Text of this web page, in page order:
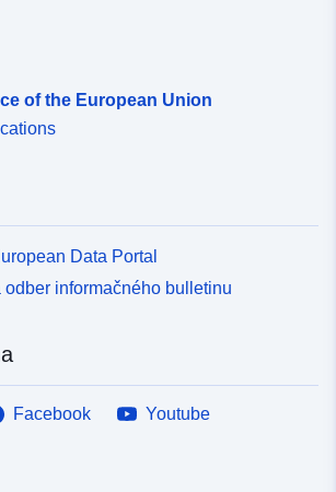
of the European Union
Data Portal
informačného bulletinu
Facebook
Youtube